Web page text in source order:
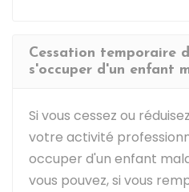
Cessation temporaire
s'occuper d'un enfant
Si vous cessez ou
votre activité
occuper d'un enfant
vous pouvez, si vous